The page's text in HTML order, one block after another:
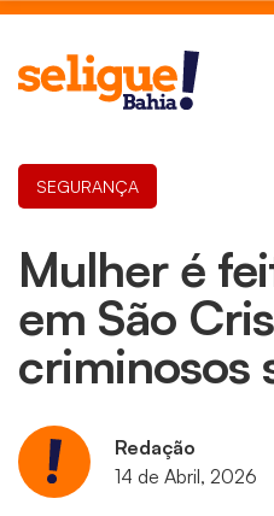
Mulher é
em São
criminosos
SEGURANÇA
Redação
14 de Abril, 2026